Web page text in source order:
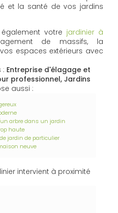
et la santé de vos jardins
votre jardinier à
de massifs, la
espaces extérieurs avec
: Entreprise d'élagage et
professionnel, Jardins
aussi :
arbre dans un jardin
haute
jardin de particulier
neuve
intervient à proximité